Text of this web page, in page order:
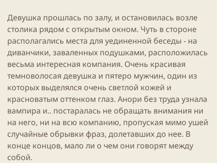
Девушка прошлась по залу, и остановилась возле
столика рядом с открытым окном. Чуть в стороне
располагались места для уединенной беседы - на
диванчики, заваленных подушками, расположилась
весьма интересная компания. Очень красивая
темноволосая девушка и пятеро мужчин, один из
которых выделялся очень светлой кожей и
красноватым оттенком глаз. Анори без труда узнала
вампира и.. постаралась не обращать внимания ни
на него, ни на всю компанию, пропуская мимо ушей
случайные обрывки фраз, долетавших до нее. В
конце концов, мало ли о чем они говорят между
собой.